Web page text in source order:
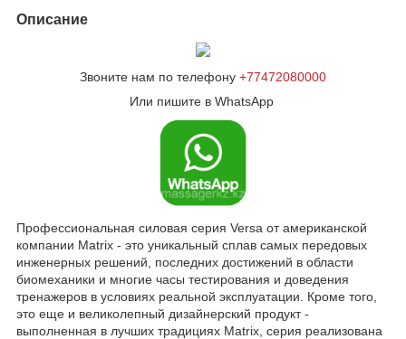
Описание
Звоните нам по телефону +77472080000
Или пишите в WhatsApp
Профессиональная силовая серия Versa от американской
компании Matrix - это уникальный сплав самых передовых
инженерных решений, последних достижений в области
биомеханики и многие часы тестирования и доведения
тренажеров в условиях реальной эксплуатации. Кроме того,
это еще и великолепный дизайнерский продукт -
выполненная в лучших традициях Matrix, серия реализована